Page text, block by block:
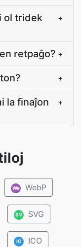
ol tridek
+
retpaĝo? +
+
la finaĵon
+
We WebP
SV SVG
IC ICO